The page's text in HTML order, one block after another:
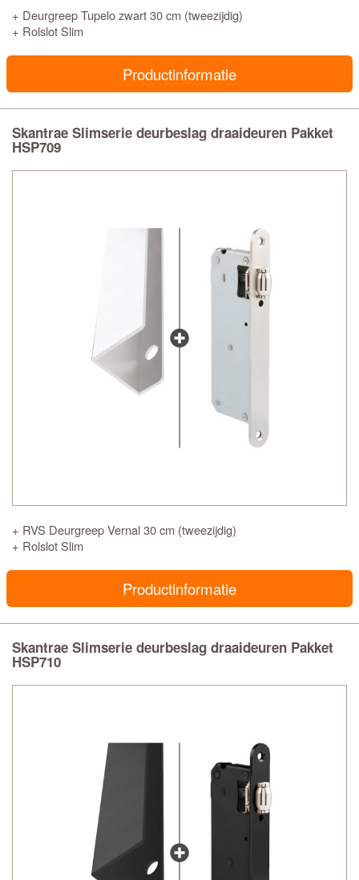
+ Deurgreep Tupelo zwart 30 cm (tweezijdig)
+ Rolslot Slim
Productinformatie
Skantrae Slimserie deurbeslag draaideuren Pakket
HSP709
+ RVS Deurgreep Vernal 30 cm (tweezijdig)
+ Rolslot Slim
Productinformatie
Skantrae Slimserie deurbeslag draaideuren Pakket
HSP710